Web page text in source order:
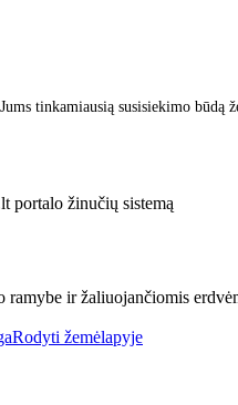
tinkamiausią susisiekimo būdą
portalo žinučių sistemą
ramybe ir žaliuojančiomis
Rodyti žemėlapyje